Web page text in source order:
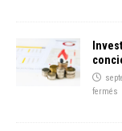
fermés